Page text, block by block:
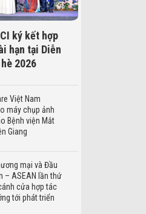
ký kết hợp
hạn tại Diễn
2026
Việt Nam
máy chụp ảnh
Bệnh viện Mắt
Giang
mại và Đầu
– ASEAN lần thứ
cửa hợp tác
tới phát triển